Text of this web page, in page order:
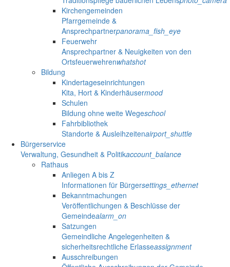
Kirchengemeinden
Pfarrgemeinde &
Ansprechpartnerpanorama_fish_eye
Feuerwehr
Ansprechpartner & Neuigkeiten von den
Ortsfeuerwehrenwhatshot
Bildung
Kindertageseinrichtungen
Kita, Hort & Kinderhäusermood
Schulen
Bildung ohne weite Wegeschool
Fahrbibliothek
Standorte & Ausleihzeitenairport_shuttle
Bürgerservice
Verwaltung, Gesundheit & Politikaccount_balance
Rathaus
Anliegen A bis Z
Informationen für Bürgersettings_ethernet
Bekanntmachungen
Veröffentlichungen & Beschlüsse der
Gemeindealarm_on
Satzungen
Gemeindliche Angelegenheiten &
sicherheitsrechtliche Erlasseassignment
Ausschreibungen